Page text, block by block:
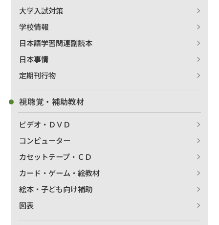
大学入試対策
学校情報
日本語学習関連副読本
日本事情
定期刊行物
視聴覚・補助教材
ビデオ・ＤＶＤ
コンピューター
カセットテープ・ＣＤ
カード・ゲーム・絵教材
絵本・子ども向け補助
図表